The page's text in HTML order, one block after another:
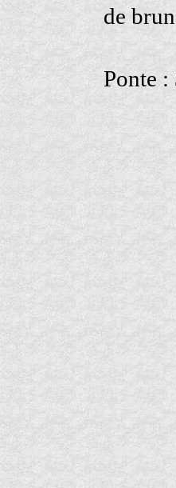
de
Ponte